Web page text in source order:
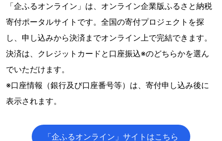
「企ふるオンライン」は、オンライン企業版ふるさと納税
寄付ポータルサイトです。全国の寄付プロジェクトを探
し、申し込みから決済までオンライン上で完結できます。
決済は、クレジットカードと口座振込※のどちらかを選ん
でいただけます。
※口座情報（銀行及び口座番号等）は、寄付申し込み後に
表示されます。
「企ふるオンライン」サイトはこちら